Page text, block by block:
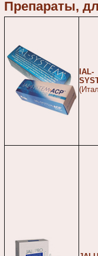
Препараты,
IAL-